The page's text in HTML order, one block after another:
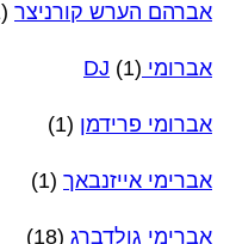
אברהם הערש קורניצר (1)
אברומי DJ (1)
אברומי פרידמן (1)
אברימי אייזנבאך (1)
אברימי גולדברג (18)